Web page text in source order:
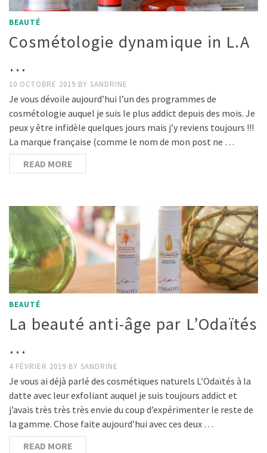
BEAUTÉ
Cosmétologie dynamique in L.A
…
10 OCTOBRE 2019 BY SANDRINE
Je vous dévoile aujourd’hui l’un des programmes de
cosmétologie auquel je suis le plus addict depuis des mois. Je
peux y être infidèle quelques jours mais j’y reviens toujours !!!
La marque française (comme le nom de mon post ne …
READ MORE
BEAUTÉ
La beauté anti-âge par L’Odaïtés
…
4 FÉVRIER 2019 BY SANDRINE
Je vous ai déjà parlé des cosmétiques naturels L’Odaïtés à la
datte avec leur exfoliant auquel je suis toujours addict et
j’avais très très très envie du coup d’expérimenter le reste de
la gamme. Chose faite aujourd’hui avec ces deux …
READ MORE